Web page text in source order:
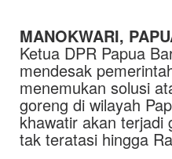
MANOKWARI,
Ketua DPR Papua
mendesak
menemukan solusi
goreng di wilayah
khawatir akan terjadi
tak teratasi hingga